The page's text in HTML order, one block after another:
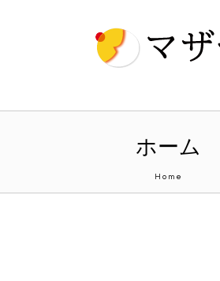
ホーム
Home